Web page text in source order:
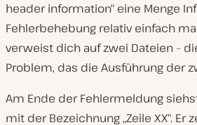
header information“ eine Menge
Fehlerbehebung relativ einfach
verweist dich auf zwei Dateien –
Problem, das die Ausführung der
Am Ende der Fehlermeldung
mit der Bezeichnung „Zeile XX“. Er